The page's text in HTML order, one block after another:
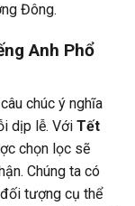
Đông.
Anh Phổ
chúc ý nghĩa
dịp lễ. Với Tết
chọn lọc sẽ
Chúng ta có
tượng cụ thể